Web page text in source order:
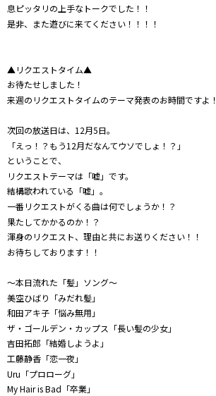
息ピッタリの上手なトークでした！！
是非、また遊びに来てください！！！！
▲リクエストタイム▲
お待たせしました！
来週のリクエストタイムのテーマ発表のお時間ですよ！
次回の放送日は、12月5日。
「えっ！？もう12月だなんてウソでしょ！？」
ということで、
リクエストテーマは「嘘」です。
結構歌われている「嘘」。
一番リクエストがくる曲は何でしょうか！？
果たしてかかるのか！？
渾身のリクエスト、理由と共にお送りください！！
お待ちしております！！
～本日流れた「髪」ソング～
美空ひばり「みだれ髪」
和田アキ子「悩み無用」
ザ・ゴールデン・カップス「長い髪の少女」
吉田拓郎「結婚しようよ」
工藤静香「恋一夜」
Uru「プロローグ」
My Hair is Bad「卒業」